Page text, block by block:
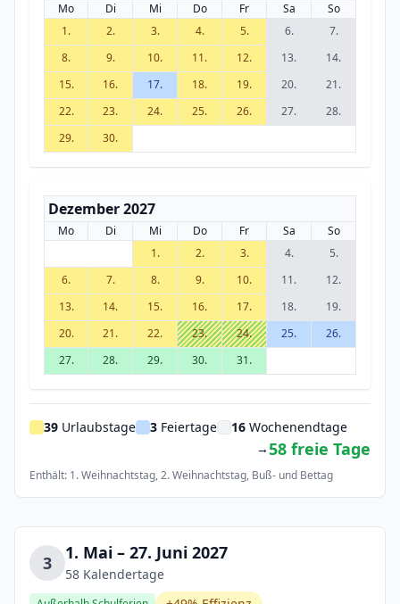
Mo Di Mi Do Fr Sa
So
1.
2. 3. 4. 5. 6.
7.
8.
9. 10. 11. 12. 13.
14.
15.
16. 17. 18. 19. 20.
21.
22.
23. 24. 25. 26. 27.
28.
29.
30.
Dezember 2027
Mo Di Mi Do Fr Sa
So
1.
2. 3. 4.
5.
6.
7. 8. 9. 10. 11.
12.
13.
14. 15. 16. 17. 18.
19.
20.
21. 22. 23. 24. 25.
26.
27.
28. 29. 30. 31.
39 Urlaubstage 3 Feiertage 16 Wochenendtage
→58 freie Tage
Enthält: 1. Weihnachtstag, 2. Weihnachtstag, Buß- und Bettag
3 1. Mai – 27. Juni 2027
58 Kalendertage